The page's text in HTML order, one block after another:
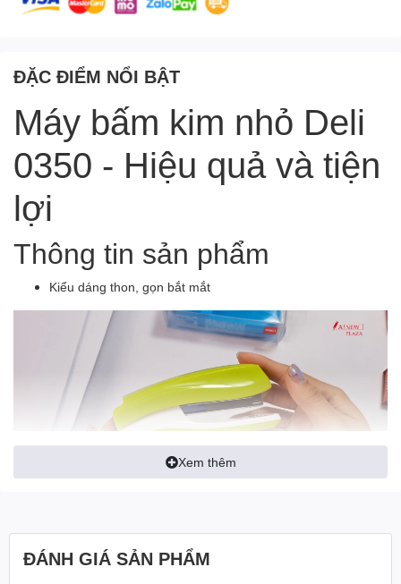
ĐẶC ĐIỂM NỔI BẬT
Máy bấm kim nhỏ Deli
0350 - Hiệu quả và tiện
lợi
Thông tin sản phẩm
Kiểu dáng thon, gọn bắt mắt
Xem thêm
ĐÁNH GIÁ SẢN PHẨM